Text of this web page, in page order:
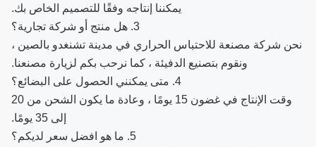
يمكننا إنتاجه وفقًا للتصميم الخاص بك.
3. هل منتج أو شركة تجارية؟
نحن شركة مصنعة للاحتباس الحراري في مدينة تشنغدو بالصين ،
ونقوم بتصنيع الدفيئة ، كما نرحب بكم لزيارة مصنعنا.
4. متى يمكنني الحصول على البضائع؟
وقت الإنتاج في غضون 15 يومًا ، وعادة ما يكون الشحن من 20
إلى 35 يومًا.
5. ما هو افضل سعر لديكم؟